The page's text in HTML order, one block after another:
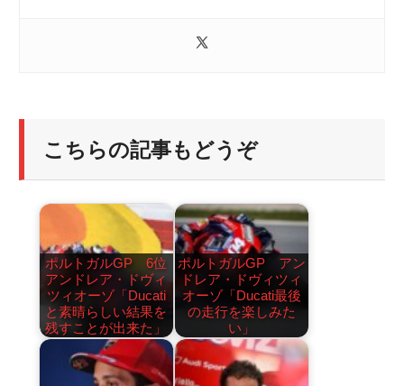
こちらの記事もどうぞ
ポルトガルGP 6位
アンドレア・ドヴィ
ツィオーゾ「Ducati
と素晴らしい結果を
残すことが出来た」
ポルトガルGP アン
ドレア・ドヴィツィ
オーゾ「Ducati最後
の走行を楽しみた
い」